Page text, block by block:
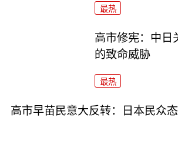
最热
高市修宪：中日
的致命威胁
最热
高市早苗民意大反转：日本民众